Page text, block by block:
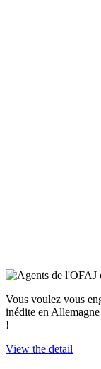
Vous voulez vous
inédite en
!
View the detail